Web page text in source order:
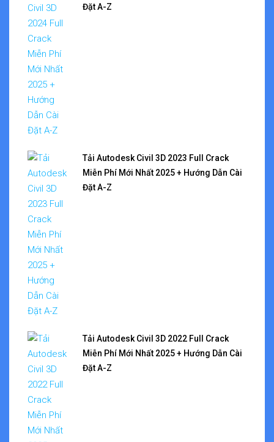
Đặt A-Z
Tải Autodesk Civil 3D 2023 Full Crack
Miễn Phí Mới Nhất 2025 + Hướng Dẫn Cài
Đặt A-Z
Tải Autodesk Civil 3D 2022 Full Crack
Miễn Phí Mới Nhất 2025 + Hướng Dẫn Cài
Đặt A-Z